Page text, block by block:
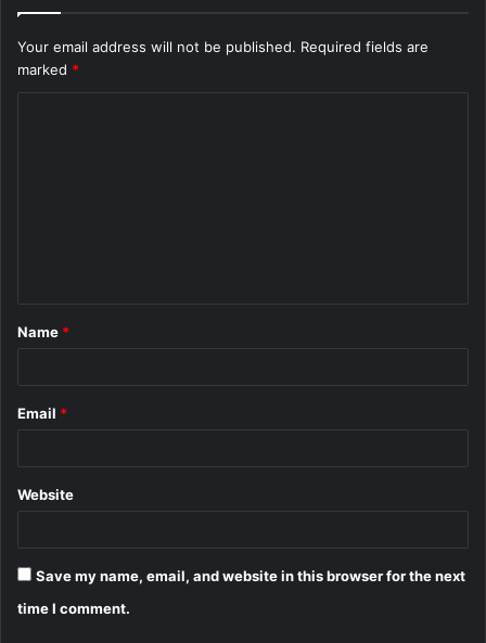
Your email address will not be published. Required fields are
marked *
*
Name *
Email *
Website
Save my name, email, and website in this browser for the next
time I comment.